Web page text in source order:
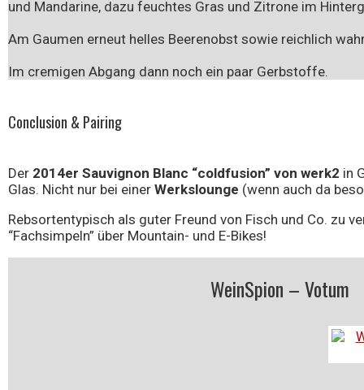
und Mandarine, dazu feuchtes Gras und Zitrone im
Am Gaumen erneut helles Beerenobst sowie reichlich
Im cremigen Abgang dann noch ein paar Gerbstoffe.
Conclusion & Pairing
Der 2014er Sauvignon Blanc “coldfusion” von werk2 in
Glas. Nicht nur bei einer Werkslounge (wenn auch da
Rebsortentypisch als guter Freund von Fisch und Co. zu
“Fachsimpeln” über Mountain- und E-Bikes!
WeinSpion – Votum